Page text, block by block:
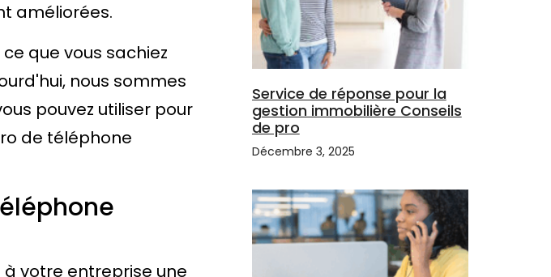
améliorées.
que vous sachiez
nous sommes
pouvez utiliser pour
de téléphone
votre entreprise une
Service de réponse pour la
gestion immobilière Conseils
de pro
Décembre 3, 2025